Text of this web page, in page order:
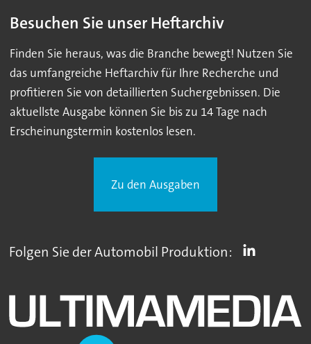
Besuchen Sie unser Heftarchiv
Finden Sie heraus, was die Branche bewegt! Nutzen Sie
das umfangreiche Heftarchiv für Ihre Recherche und
profitieren Sie von detaillierten Suchergebnissen. Die
aktuellste Ausgabe können Sie bis zu 14 Tage nach
Erscheinungstermin kostenlos lesen.
Zu den Ausgaben
Folgen Sie der Automobil Produktion: